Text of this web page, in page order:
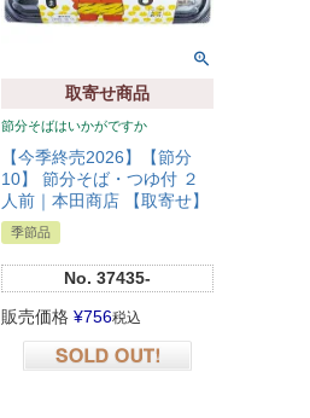
取寄せ商品
節分そばはいかがですか
【今季終売2026】【節分
10】 節分そば・つゆ付 ２
人前｜本田商店 【取寄せ】
季節品
No. 37435-
販売価格 ¥756税込